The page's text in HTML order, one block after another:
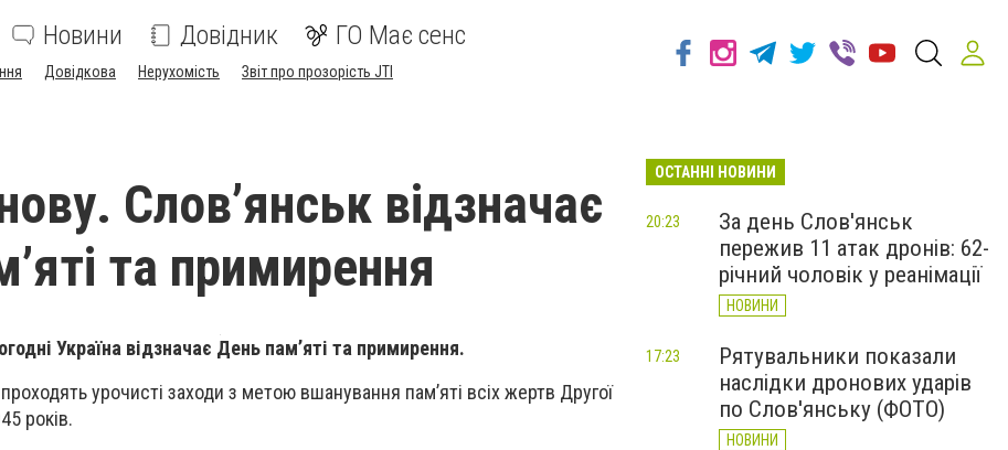
Новини Довідник ГО Має сенс
Довідкова Нерухомість Звіт про прозорість JTI
Слов’янськ відзначає
та примирення
Україна відзначає День пам’яті та примирення.
проходять урочисті заходи з метою вшанування пам’яті всіх жертв Другої
років.
ОСТАННІ НОВИНИ
За день Слов'янськ
пережив 11 атак дронів: 62-
річний чоловік у реанімації
НОВИНИ
20:23
Рятувальники показали
наслідки дронових ударів
по Слов'янську (ФОТО)
НОВИНИ
17:23